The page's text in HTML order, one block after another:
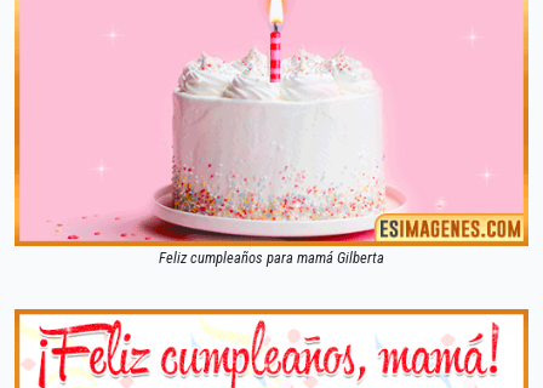
Feliz cumpleaños para mamá Gilberta